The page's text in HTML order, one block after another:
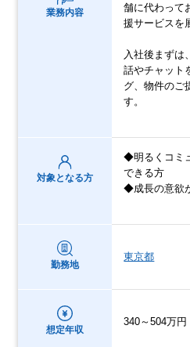
業務内容
舗に代わって
援サービスを
入社後まずは
話やチャット
グ、物件のご
す。
対象となる方
◆明るくコミ
できる方
◆成長の意欲
勤務地
東京都
想定年収
340～504万円